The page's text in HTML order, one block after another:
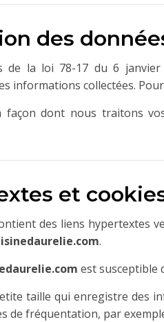
des
de la loi 78-17 du 6
informations collectées.
façon dont nous traitons
et
des liens hypertextes
.
est susceptible
taille qui enregistre des
de fréquentation, par